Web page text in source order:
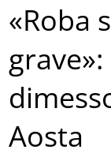
«Roba
Aosta